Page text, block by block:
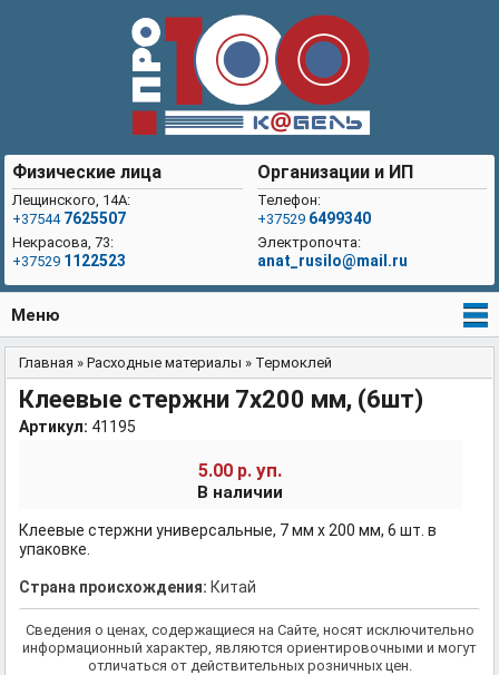
Физические лица
Лещинского, 14А:
+37544 7625507
Некрасова, 73:
+37529 1122523
Организации и ИП
Телефон:
+37529 6499340
Электропочта:
anat_rusilo@mail.ru
Меню
Вы здесь
Главная » Расходные материалы » Термоклей
Клеевые стержни 7x200 мм, (6шт)
Артикул: 41195
5.00 р. уп.
В наличии
Клеевые стержни универсальные, 7 мм x 200 мм, 6 шт. в
упаковке.
Страна происхождения: Китай
Сведения о ценах, содержащиеся на Сайте, носят исключительно
информационный характер, являются ориентировочными и могут
отличаться от действительных розничных цен.